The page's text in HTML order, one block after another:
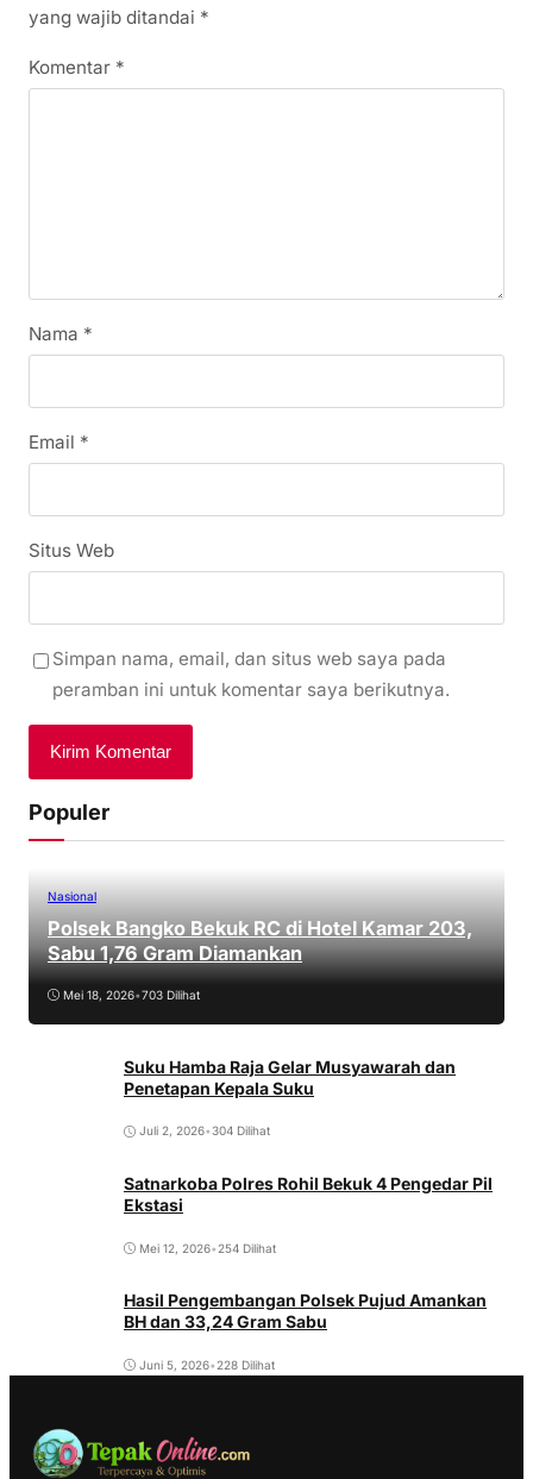
yang wajib ditandai *
Komentar *
Nama *
Email *
Situs Web
Simpan nama, email, dan situs web saya pada
peramban ini untuk komentar saya berikutnya.
Populer
Nasional
Polsek Bangko Bekuk RC di Hotel Kamar 203,
Sabu 1,76 Gram Diamankan
Mei 18, 2026•703 Dilihat
Suku Hamba Raja Gelar Musyawarah dan
Penetapan Kepala Suku
Juli 2, 2026•304 Dilihat
Satnarkoba Polres Rohil Bekuk 4 Pengedar Pil
Ekstasi
Mei 12, 2026• 254 Dilihat
Hasil Pengembangan Polsek Pujud Amankan
BH dan 33,24 Gram Sabu
Juni 5, 2026• 228 Dilihat